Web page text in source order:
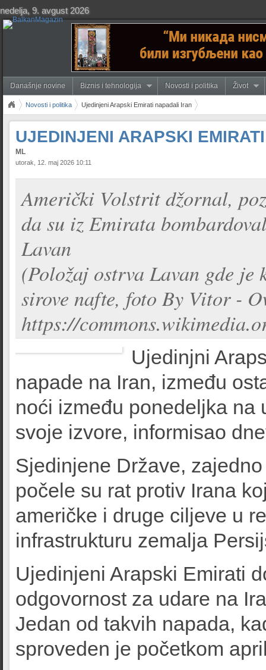
nedelja, 9. avgust 2026
Današnje novine Biznis i tehnologija Novosti i politika Život
Novosti i politika Ujedinjeni Arapski Emirati napadali Iran
UJEDINJENI ARAPSKI
ML
utorak, 12. maj 2026 10:11
Američki Volstrit džornal,
da su iz Emirata
Lavan
(Položaj ostrva Lavan gde je
sirove nafte, foto By Vitor -
https://
Ujedinjni
napade na Iran, između
noći između ponedeljka na
svoje izvore, informisao
Sjedinjene Države,
počele su rat protiv Irana
američke i druge ciljeve u
infrastrukturu zemalja
Ujedinjeni Arapski Emirati
odgovornost za udare na
Jedan od takvih napada,
sproveden je početkom